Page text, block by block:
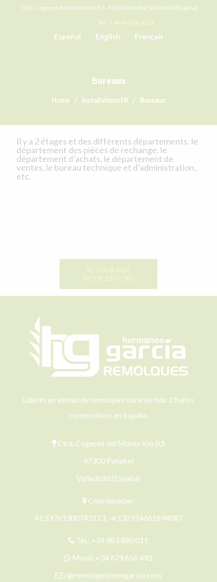
Ctra. Cogeces del Monte Km 0,5. 47300 Peñafiel, Valladolid (España).
Tel.: +34 983 88 00 11
Español English Français
Bureaux
Home Installations FR Bureaux
Il y a 2 étages et des différents départements: le
département des pièces de rechange, le
département d’achats, le département de
ventes, le bureau technique et d’administration,
etc.
RETOUR AUX
INSTALLATIONS
Líderes en ventas de remolques durante más 19 años
consecutivos en España.
Ctra. Cogeces del Monte Km 0,5
47300 Peñafiel
Valladolid (España)
Coordenadas:
41.59761300743113, -4.132924661694087
Tel.: +34 983 880 011
Móvil: +34 679 656 492
r@remolqueshnosgarcia.com